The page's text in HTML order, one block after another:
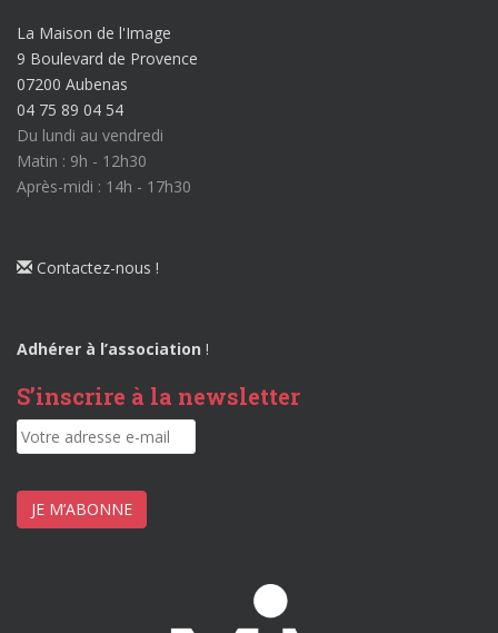
La Maison de l'Image
9 Boulevard de Provence
07200 Aubenas
04 75 89 04 54
Du lundi au vendredi
Matin : 9h - 12h30
Après-midi : 14h - 17h30
Contactez-nous !
Adhérer à l’association !
S’inscrire à la newsletter
JE M’ABONNE